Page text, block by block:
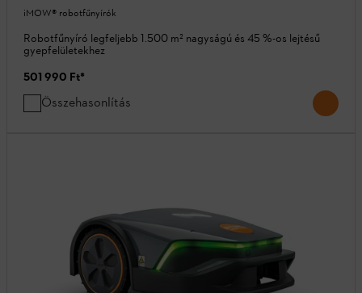
iMOW® robotfűnyírók
Robotfűnyíró legfeljebb 1.500 m² nagyságú és 45 %-os lejtésű
gyepfelületekhez
501 990 Ft*
Összehasonlítás